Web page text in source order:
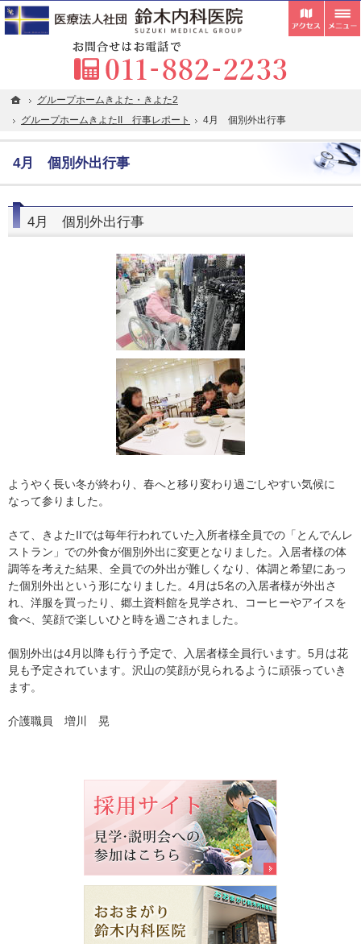
ホーム
グループホームきよた・きよた2
グループホームきよたII 行事レポート
4月 個別外出行事
4月 個別外出行事
胃カメラ・内視鏡検査・超音波検査の専門医が在籍。札幌市清田区の内科・クリニックな
札幌市清田区の内科・クリニックなら在宅往診・訪問看護にも対応している鈴木内科医院
4月 個別外出行事
ようやく長い冬が終わり、春へと移り変わり過ごしやすい気候に
なって参りました。
さて、きよたIIでは毎年行われていた入所者様全員での「とんでんレ
ストラン」での外食が個別外出に変更となりました。入居者様の体
調等を考えた結果、全員での外出が難しくなり、体調と希望にあっ
た個別外出という形になりました。4月は5名の入居者様が外出さ
れ、洋服を買ったり、郷土資料館を見学され、コーヒーやアイスを
食べ、笑顔で楽しいひと時を過ごされました。
個別外出は4月以降も行う予定で、入居者様全員行います。5月は花
見も予定されています。沢山の笑顔が見られるように頑張っていき
ます。
介護職員 増川 晃
受付
ホーム
グループホームきよた・きよた2
グループホームきよたII 行事レポート
4月 個別外出行事